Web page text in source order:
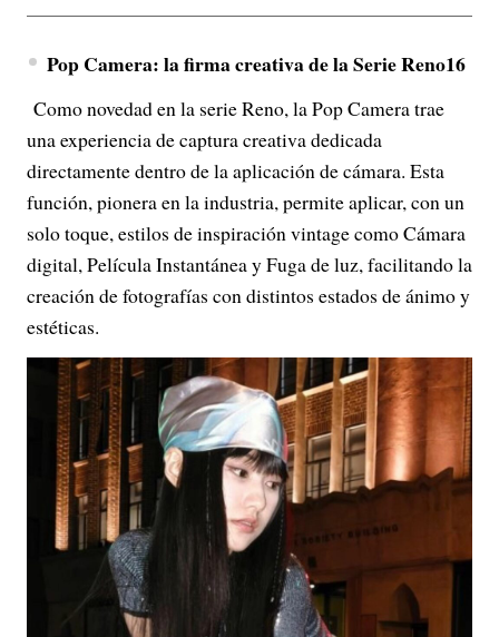
Pop Camera: la firma creativa de la Serie Reno16
Como novedad en la serie Reno, la Pop Camera trae
una experiencia de captura creativa dedicada
directamente dentro de la aplicación de cámara. Esta
función, pionera en la industria, permite aplicar, con un
solo toque, estilos de inspiración vintage como Cámara
digital, Película Instantánea y Fuga de luz, facilitando la
creación de fotografías con distintos estados de ánimo y
estéticas.